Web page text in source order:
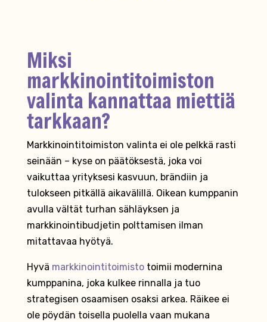
Miksi
markkinointitoimiston
valinta kannattaa miettiä
tarkkaan?
Markkinointitoimiston valinta ei ole pelkkä rasti
seinään – kyse on päätöksestä, joka voi
vaikuttaa yrityksesi kasvuun, brändiin ja
tulokseen pitkällä aikavälillä. Oikean kumppanin
avulla vältät turhan sähläyksen ja
markkinointibudjetin polttamisen ilman
mitattavaa hyötyä.
Hyvä markkinointitoimistotoimii modernina
kumppanina, joka kulkee rinnalla ja tuo
strategisen osaamisen osaksi arkea. Räikee ei
ole pöydän toisella puolella vaan mukana